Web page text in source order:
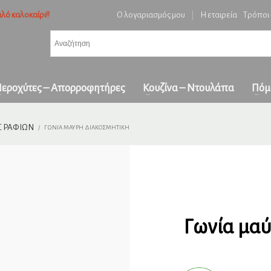
ειδών και επιβεβαίωση παραγγελίας.
όλη την Ελλάδα
επικοινωνήστε μαζί μας στοorders1georgakakis@gmail.com | Τώρα
καλοκαίρι!! Ο λογαριασμός μου Η εταιρεία
– Απορροφητήρες Κουζίνα – Ντουλάπα
ΡΑΦΙΏΝ ΓΩΝΊΑ ΜΑΎΡΗ ΔΙΑΚΟΣΜΗΤΙΚΉ
Γωνία